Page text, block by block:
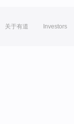
关于有道 Investors